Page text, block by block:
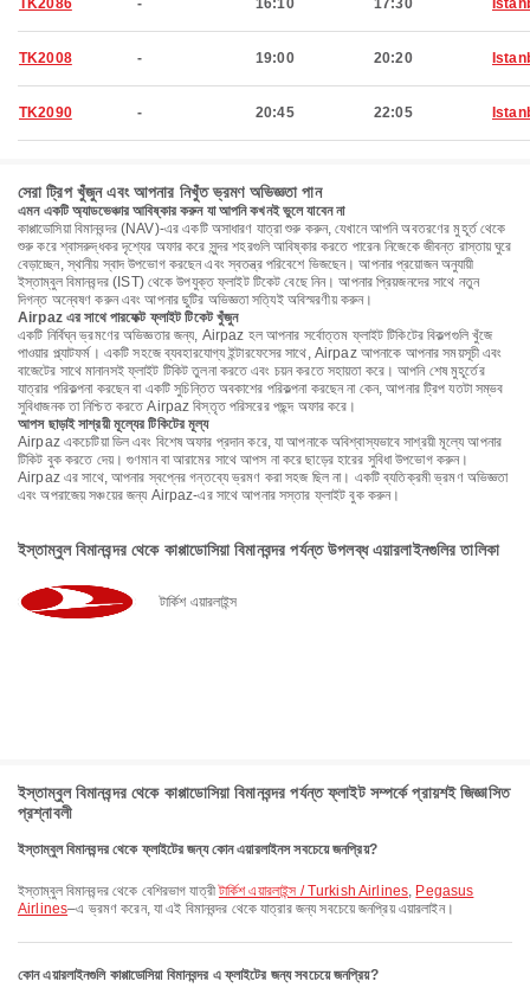
TK2086 - 16:10 17:30
TK2008 - 19:00 20:20
TK2090 - 20:45 22:05
সেরা ট্রিপ খুঁজুন এবং আপনার নিখুঁত ভ্রমণ অভিজ্ঞতা পান
এমন একটি অ্যাডভেঞ্চার আবিষ্কার করুন যা আপনি কখনই ভুলে যাবেন না
কাপ্পাডোসিয়া বিমানবন্দর (NAV)-এর একটি অসাধারণ যাত্রা শুরু করুন, যেখানে আপনি অবতরণের মুহূর্ত থেকে
শুরু করে শ্বাসরুদ্ধকর দৃশ্যের অফার করে সুন্দর শহরগুলি আবিষ্কার করতে পারেন৷ নিজেকে জীবন্ত রাস্তায় ঘুরে
বেড়াচ্ছেন, স্থানীয় স্বাদ উপভোগ করছেন এবং স্বতন্ত্র পরিবেশে ভিজছেন। আপনার প্রয়োজন অনুযায়ী
ইস্তাম্বুল বিমানবন্দর (IST) থেকে উপযুক্ত ফ্লাইট টিকেট বেছে নিন। আপনার প্রিয়জনদের সাথে নতুন
দিগন্ত অন্বেষণ করুন এবং আপনার ছুটির অভিজ্ঞতা সত্যিই অবিস্মরণীয় করুন।
Airpaz এর সাথে পারফেক্ট ফ্লাইট টিকেট খুঁজুন
একটি নির্বিঘ্ন ভ্রমণের অভিজ্ঞতার জন্য, Airpaz হল আপনার সর্বোত্তম ফ্লাইট টিকিটের বিকল্পগুলি খুঁজে
পাওয়ার প্ল্যাটফর্ম। একটি সহজে ব্যবহারযোগ্য ইন্টারফেসের সাথে, Airpaz আপনাকে আপনার সময়সূচী এবং
বাজেটের সাথে মানানসই ফ্লাইট টিকিট তুলনা করতে এবং চয়ন করতে সহায়তা করে। আপনি শেষ মুহূর্তের
যাত্রার পরিকল্পনা করছেন বা একটি সুচিন্তিত অবকাশের পরিকল্পনা করছেন না কেন, আপনার ট্রিপ যতটা সম্ভব
সুবিধাজনক তা নিশ্চিত করতে Airpaz বিস্তৃত পরিসরের পছন্দ অফার করে।
আপস ছাড়াই সাশ্রয়ী মূল্যের টিকিটের মূল্য
Airpaz একচেটিয়া ডিল এবং বিশেষ অফার প্রদান করে, যা আপনাকে অবিশ্বাস্যভাবে সাশ্রয়ী মূল্যে আপনার
টিকিট বুক করতে দেয়। গুণমান বা আরামের সাথে আপস না করে ছাড়ের হারের সুবিধা উপভোগ করুন।
Airpaz এর সাথে, আপনার স্বপ্নের গন্তব্যে ভ্রমণ করা সহজ ছিল না। একটি ব্যতিক্রমী ভ্রমণ অভিজ্ঞতা
এবং অপরাজেয় সঞ্চয়ের জন্য Airpaz-এর সাথে আপনার সস্তার ফ্লাইট বুক করুন।
ইস্তাম্বুল বিমানবন্দর থেকে কাপ্পাডোসিয়া বিমানবন্দর পর্যন্ত উপলব্ধ এয়ারলাইনগুলির তালিকা
টার্কিশ এয়ারলাইন্স
ইস্তাম্বুল বিমানবন্দর থেকে কাপ্পাডোসিয়া বিমানবন্দর পর্যন্ত ফ্লাইট সম্পর্কে প্রায়শই জিজ্ঞাসিত
প্রশ্নাবলী
ইস্তাম্বুল বিমানবন্দর থেকে ফ্লাইটের জন্য কোন এয়ারলাইনস সবচেয়ে জনপ্রিয়?
ইস্তাম্বুল বিমানবন্দর থেকে বেশিরভাগ যাত্রীটার্কিশ এয়ারলাইন্স / Turkish Airlines, Pegasus
Airlines–এ ভ্রমণ করেন, যা এই বিমানবন্দর থেকে যাত্রার জন্য সবচেয়ে জনপ্রিয় এয়ারলাইন।
কোন এয়ারলাইনগুলি কাপ্পাডোসিয়া বিমানবন্দর এ ফ্লাইটের জন্য সবচেয়ে জনপ্রিয়?